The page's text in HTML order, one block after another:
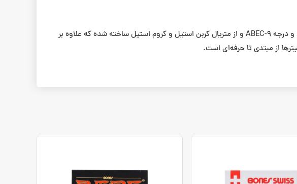
بلبرینگ اسکیت‌برد چند رنگ Darkwolf، پک این بلبرینگ شامل ۸ بلبرینگ با ۴ رنگ مختلف قرمز، زرد، آبی و نارنجی و درجه ABEC-9 و از متریال کربن استیل و کروم استیل ساخته شده که علاوه بر
از مبتدی تا حرفه‌ای است.